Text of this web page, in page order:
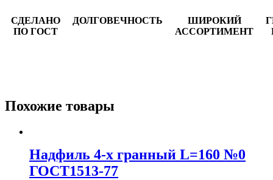
СДЕЛАНО
ПО ГОСТ
ДОЛГОВЕЧНОСТЬ
ШИРОКИЙ
АССОРТИМЕНТ
Похожие товары
Надфиль 4-х гранный L=160 №0
ГОСТ1513-77